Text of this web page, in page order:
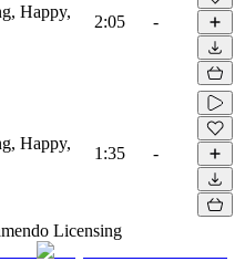
Happy,
2:05 -
Happy,
1:35 -
Licensing